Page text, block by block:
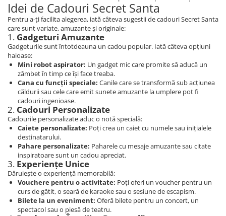
Idei de Cadouri Secret Santa
Pentru a-ți facilita alegerea, iată câteva sugestii de cadouri Secret Santa
care sunt variate, amuzante și originale:
1. Gadgeturi Amuzante
Gadgeturile sunt întotdeauna un cadou popular. Iată câteva opțiuni
haioase:
Mini robot aspirator: Un gadget mic care promite să aducă un
zâmbet în timp ce își face treaba.
Cana cu funcții speciale: Canile care se transformă sub acțiunea
căldurii sau cele care emit sunete amuzante la umplere pot fi
cadouri ingenioase.
2. Cadouri Personalizate
Cadourile personalizate aduc o notă specială:
Caiete personalizate: Poți crea un caiet cu numele sau inițialele
destinatarului.
Pahare personalizate: Paharele cu mesaje amuzante sau citate
inspiratoare sunt un cadou apreciat.
3. Experiențe Unice
Dăruiește o experiență memorabilă:
Vouchere pentru o activitate: Poți oferi un voucher pentru un
curs de gătit, o seară de karaoke sau o sesiune de escapism.
Bilete la un eveniment: Oferă bilete pentru un concert, un
spectacol sau o piesă de teatru.